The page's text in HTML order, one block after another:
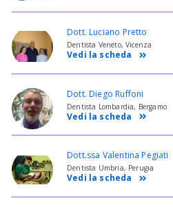
Dott. Luciano Pretto
Dentista Veneto, Vicenza
Vedi la scheda
Dott. Diego Ruffoni
Dentista Lombardia, Bergamo
Vedi la scheda
Dott.ssa Valentina Pegiati
Dentista Umbria, Perugia
Vedi la scheda